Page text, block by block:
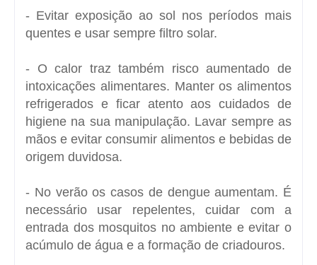
- Evitar exposição ao sol nos períodos mais
quentes e usar sempre filtro solar.
- O calor traz também risco aumentado de
intoxicações alimentares. Manter os alimentos
refrigerados e ficar atento aos cuidados de
higiene na sua manipulação. Lavar sempre as
mãos e evitar consumir alimentos e bebidas de
origem duvidosa.
- No verão os casos de dengue aumentam. É
necessário usar repelentes, cuidar com a
entrada dos mosquitos no ambiente e evitar o
acúmulo de água e a formação de criadouros.